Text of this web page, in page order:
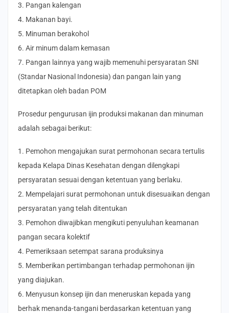
3. Pangan kalengan
4. Makanan bayi.
5. Minuman berakohol
6. Air minum dalam kemasan
7. Pangan lainnya yang wajib memenuhi persyaratan SNI
(Standar Nasional Indonesia) dan pangan lain yang
ditetapkan oleh badan POM
Prosedur pengurusan ijin produksi makanan dan minuman
adalah sebagai berikut:
1. Pemohon mengajukan surat permohonan secara tertulis
kepada Kelapa Dinas Kesehatan dengan dilengkapi
persyaratan sesuai dengan ketentuan yang berlaku.
2. Mempelajari surat permohonan untuk disesuaikan dengan
persyaratan yang telah ditentukan
3. Pemohon diwajibkan mengikuti penyuluhan keamanan
pangan secara kolektif
4. Pemeriksaan setempat sarana produksinya
5. Memberikan pertimbangan terhadap permohonan ijin
yang diajukan.
6. Menyusun konsep ijin dan meneruskan kepada yang
berhak menanda-tangani berdasarkan ketentuan yang